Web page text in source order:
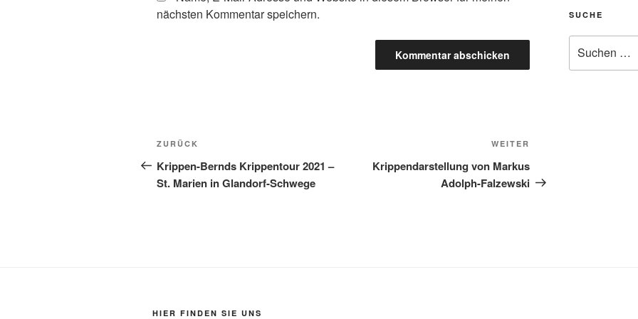
nächsten Kommentar speichern.
Beitragsnavigation
Vorheriger
Beitrag
ZURÜCK
Krippen-Bernds Krippentour 2021 –
St. Marien in Glandorf-Schwege
Beitrag
WEITER
Krippendarstellung von Markus
Adolph-Falzewski
SUCHE
nach:
HIER FINDEN SIE UNS